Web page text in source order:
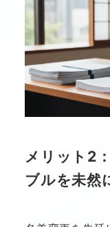
メリット2
ブルを未然